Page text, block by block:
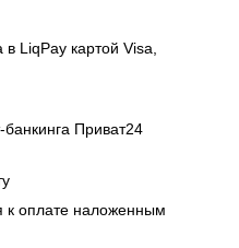
LiqPay картой Visa,
Приват24
к оплате наложенным